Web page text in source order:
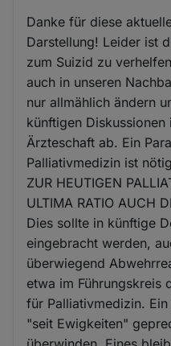
Danke für diese
Darstellung! Leider ist
zum Suizid zu
auch in unseren
nur allmählich ändern
künftigen
Ärzteschaft ab. Ein
Palliativmedizin ist
ZUR HEUTIGEN
ULTIMA RATIO AUCH
Dies sollte in künftige
eingebracht werden,
überwiegend
etwa im Führungskreis
für Palliativmedizin.
"seit Ewigkeiten"